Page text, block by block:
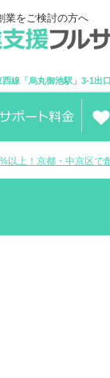
業をご検討の方へ
線「烏丸御池駅」3-1出
以上！京都・中京区で